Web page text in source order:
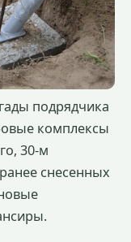
подрядчика
комплексы
30-м
снесенных